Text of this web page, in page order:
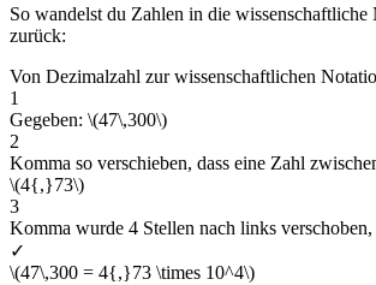
So wandelst du Zahlen in die wissenschaftliche
zurück:
Von Dezimalzahl zur wissenschaftlichen
1
Gegeben: \(47\,300\)
2
Komma so verschieben, dass eine Zahl
\(4{,}73\)
3
Komma wurde 4 Stellen nach links
✓
\(47\,300 = 4{,}73 \times 10^4\)